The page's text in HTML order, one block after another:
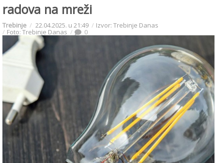
radova na mreži
Trebinje 22.04.2025. u 21:49 Izvor: Trebinje Danas
Foto: Trebinje Danas 0